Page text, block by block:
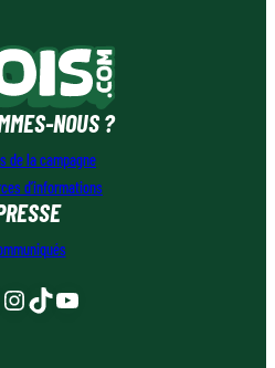
NOUS ?
de la campagne
d’informations
Instagram
TikTokYouTube